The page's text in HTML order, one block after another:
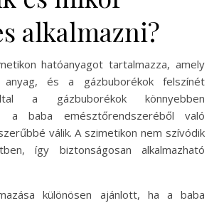
alkalmazni?
hatóanyagot tartalmazza, amely
és a gázbuborékok felszínét
a gázbuborékok könnyebben
a baba emésztőrendszeréből való
válik. A szimetikon nem szívódik
így biztonságosan alkalmazható
különösen ajánlott, ha a baba